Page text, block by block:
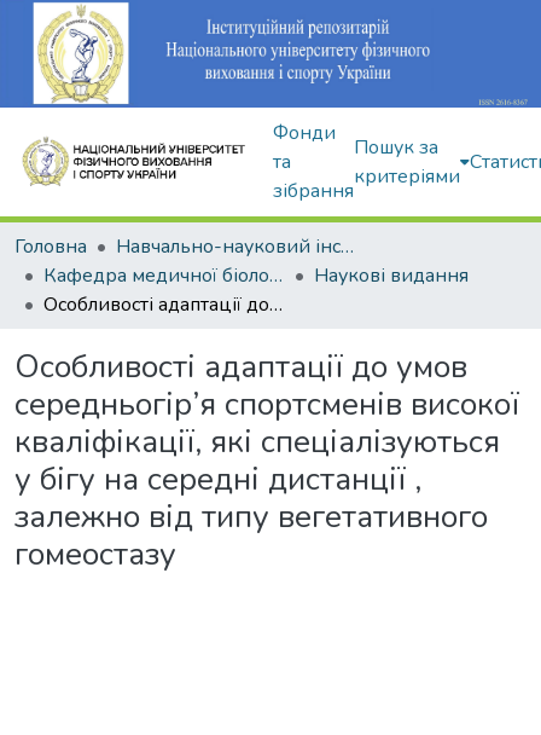
Фонди
та
зібрання
Пошук за
критеріями
Головна
Навчально-науковий інститут здоров'я, реабілітації та фізичного виховання
Кафедра медичної біології та спортивної дієтології
Наукові видання
Особливості адаптації до умов середньогір’я спортсменів високої кваліфікації, які спеціалізуються у бігу на середні дистанції , залежно від типу вегетативного гомеостазу
Особливості адаптації до умов
середньогір’я спортсменів високої
кваліфікації, які спеціалізуються
у бігу на середні дистанції ,
залежно від типу вегетативного
гомеостазу